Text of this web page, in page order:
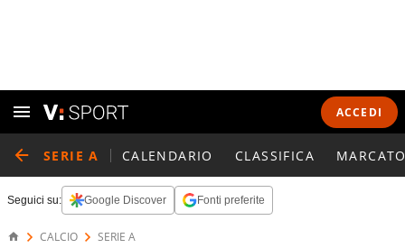
ACCEDI
SERIE A CALENDARIO CLASSIFICA
Seguici su: Google Discover Fonti preferite
CALCIO SERIE A